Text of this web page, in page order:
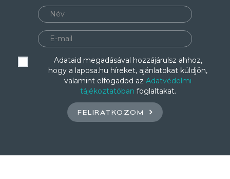
Adataid megadásával hozzájárulsz ahhoz,
hogy a laposa.hu híreket, ajánlatokat küldjön,
valamint elfogadod az Adatvédelmi
tájékoztatóban foglaltakat.
FELIRATKOZOM